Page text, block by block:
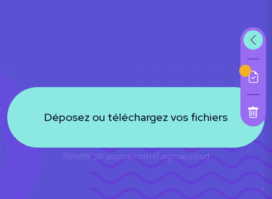
Déposez ou téléchargez vos fichiers
Alimenté par aspose.com etaspose.cloud